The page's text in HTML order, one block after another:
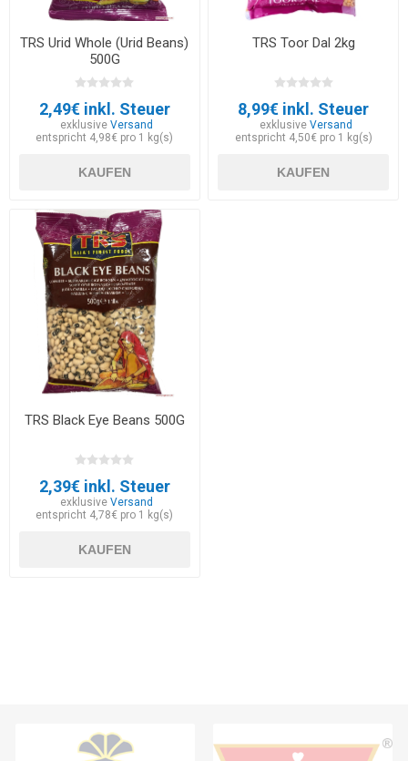
TRS Urid Whole (Urid Beans)
500G
2,49€ inkl. Steuer
exklusiveVersand
entspricht 4,98€ pro 1 kg(s)
KAUFEN
TRS Toor Dal 2kg
8,99€ inkl. Steuer
exklusive Versand
entspricht 4,50€ pro 1 kg(s)
KAUFEN
TRS Black Eye Beans 500G
2,39€ inkl. Steuer
exklusiveVersand
entspricht 4,78€ pro 1 kg(s)
KAUFEN